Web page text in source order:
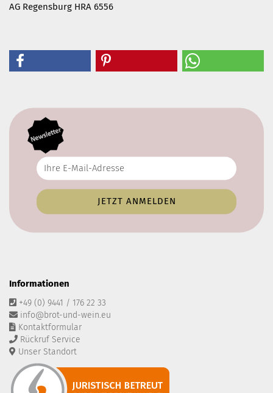
AG Regensburg HRA 6556
Informationen
+49 (0) 9441 / 176 22 33
info@brot-und-wein.eu
Kontaktformular
Rückruf Service
Unser Standort